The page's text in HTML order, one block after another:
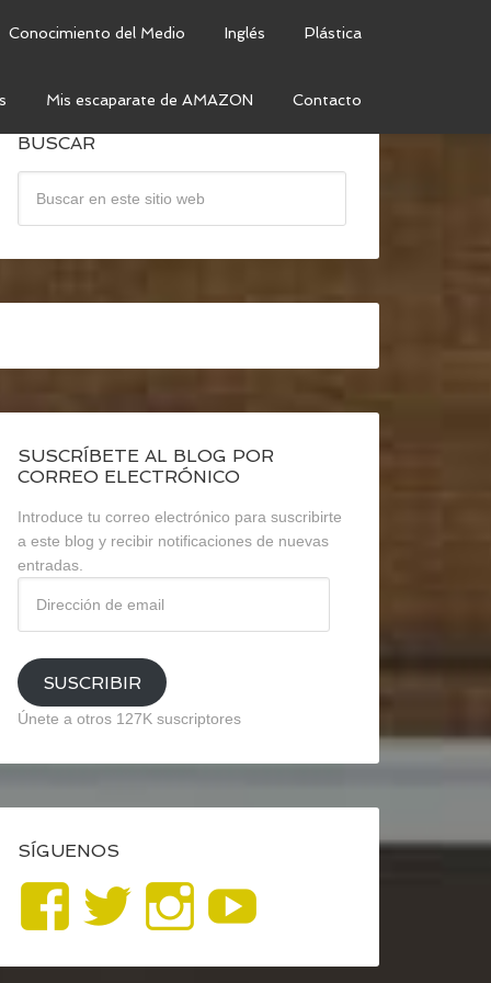
Conocimiento del Medio Inglés Plástica
Mis escaparate de AMAZON Contacto
BUSCAR
SUSCRÍBETE AL BLOG POR
CORREO ELECTRÓNICO
Introduce tu correo electrónico para suscribirte
a este blog y recibir notificaciones de nuevas
entradas.
email
SUSCRIBIR
Únete a otros 127K suscriptores
SÍGUENOS
Ver
perfil
Ver
perfil
Ver
perfil